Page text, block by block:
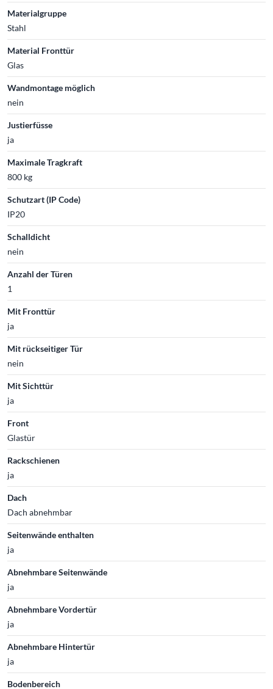
Materialgruppe
Stahl
Material Fronttür
Glas
Wandmontage möglich
nein
Justierfüsse
ja
Maximale Tragkraft
800 kg
Schutzart (IP Code)
IP20
Schalldicht
nein
Anzahl der Türen
1
Mit Fronttür
ja
Mit rückseitiger Tür
nein
Mit Sichttür
ja
Front
Glastür
Rackschienen
ja
Dach
Dach abnehmbar
Seitenwände enthalten
ja
Abnehmbare Seitenwände
ja
Abnehmbare Vordertür
ja
Abnehmbare Hintertür
ja
Bodenbereich